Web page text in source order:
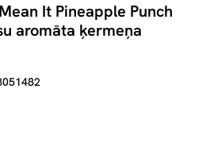
It Pineapple Punch
aromāta ķermeņa